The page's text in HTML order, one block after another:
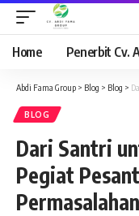
Home Penerbit Cv.
Abdi Fama Group > Blog > Blog >
BLOG
Dari Santri
Pegiat